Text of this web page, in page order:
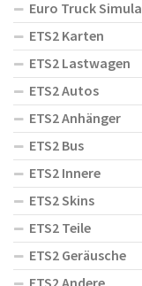
Euro Truck
ETS2 Karten
ETS2 Lastwagen
ETS2 Autos
ETS2 Anhänger
ETS2 Bus
ETS2 Innere
ETS2 Skins
ETS2 Teile
ETS2 Geräusche